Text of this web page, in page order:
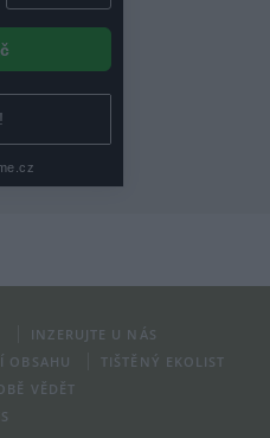
INZERUJTE U NÁS
OBSAHU
TIŠTĚNÝ EKOLIST
VĚDĚT